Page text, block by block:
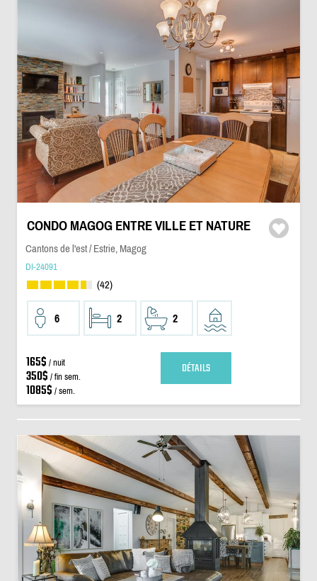
CONDO MAGOG ENTRE VILLE ET NATURE
Cantons de l'est / Estrie, Magog
DI-24091
(42)
6 2 2
165$ / nuit
350$ / fin sem.
1085$ / sem.
DÉTAILS